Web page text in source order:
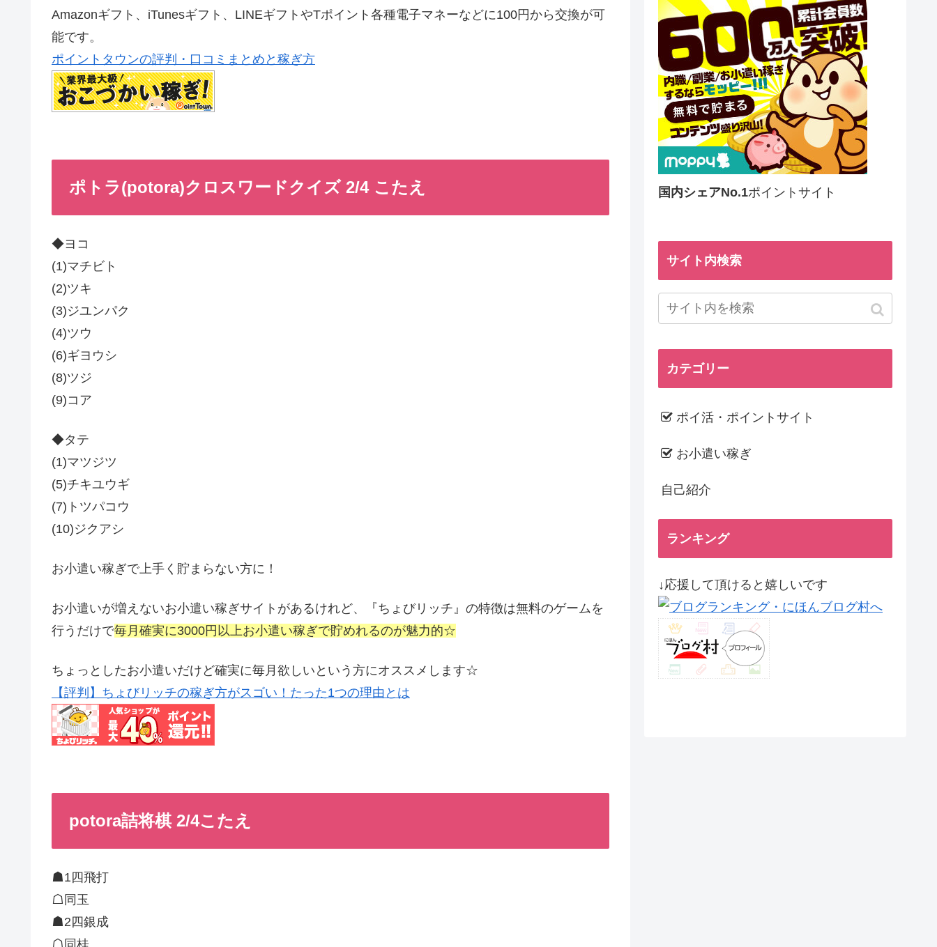
Amazonギフト、iTunesギフト、LINEギフトやTポイント各種電子マネーなどに100円から交換が可
能です。
ポイントタウンの評判・口コミまとめと稼ぎ方
ポトラ(potora)クロスワードクイズ 2/4 こたえ
◆ヨコ
(1)マチビト
(2)ツキ
(3)ジユンパク
(4)ツウ
(6)ギヨウシ
(8)ツジ
(9)コア
◆タテ
(1)マツジツ
(5)チキユウギ
(7)トツパコウ
(10)ジクアシ
お小遣い稼ぎで上手く貯まらない方に！
お小遣いが増えないお小遣い稼ぎサイトがあるけれど、『ちょびリッチ』の特徴は無料のゲームを
行うだけで毎月確実に3000円以上お小遣い稼ぎで貯めれるのが魅力的☆
ちょっとしたお小遣いだけど確実に毎月欲しいという方にオススメします☆
【評判】ちょびリッチの稼ぎ方がスゴい！たった1つの理由とは
potora詰将棋 2/4こたえ
☗1四飛打
☖同玉
☗2四銀成
国内シェアNo.1ポイントサイト
サイト内検索
カテゴリー
ポイ活・ポイントサイト
お小遣い稼ぎ
自己紹介
ランキング
↓応援して頂けると嬉しいです